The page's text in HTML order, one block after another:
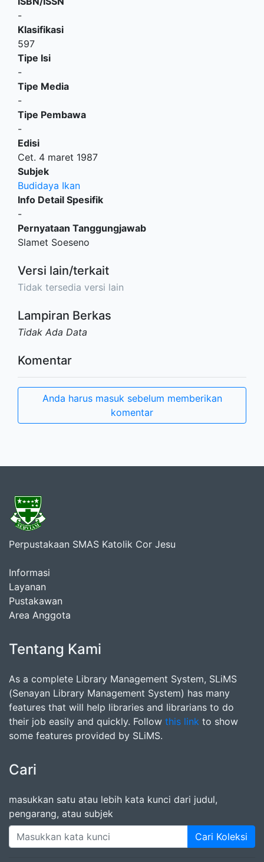
-
Klasifikasi
597
Tipe Isi
-
Tipe Media
-
Tipe Pembawa
-
Edisi
Cet. 4 maret 1987
Subjek
Budidaya Ikan
Info Detail Spesifik
-
Pernyataan Tanggungjawab
Slamet Soeseno
Versi lain/terkait
Tidak tersedia versi lain
Lampiran Berkas
Tidak Ada Data
Komentar
Anda harus masuk sebelum memberikan
komentar
Perpustakaan SMAS Katolik Cor Jesu
Informasi
Layanan
Pustakawan
Area Anggota
Tentang Kami
As a complete Library Management System, SLiMS
(Senayan Library Management System) has many
features that will help libraries and librarians to do
their job easily and quickly. Follow this link to show
some features provided by SLiMS.
Cari
masukkan satu atau lebih kata kunci dari judul,
pengarang, atau subjek
Cari Koleksi